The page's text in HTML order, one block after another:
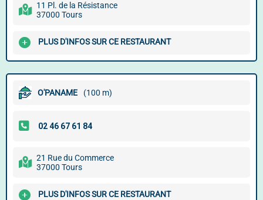
11 Pl. de la Résistance
37000 Tours
PLUS D'INFOS SUR CE RESTAURANT
O'PANAME (100 m)
21 Rue du Commerce
37000 Tours
PLUS D'INFOS SUR CE RESTAURANT